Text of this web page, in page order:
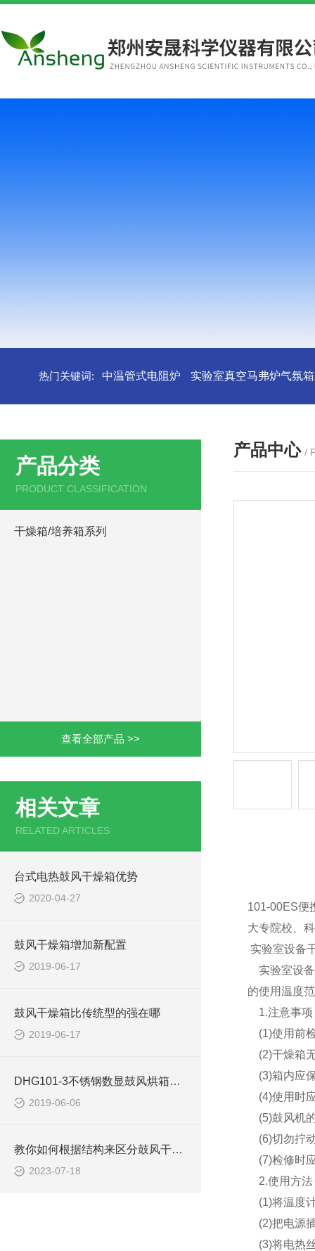
热门关键词: 中温管式电阻炉 实验室真空马弗炉气氛
产品分类
PRODUCT CLASSIFICATION
干燥箱/培养箱系列
查看全部产品 >>
相关文章
RELATED ARTICLES
台式电热鼓风干燥箱优势
2020-04-27
鼓风干燥箱增加新配置
2019-06-17
鼓风干燥箱比传统型的强在哪
2019-06-17
DHG101-3不锈钢数显鼓风烘箱使用注意事项
2019-06-06
教你如何根据结构来区分鼓风干燥箱
2023-07-18
产品中心 /
101-00ES便
大专院校、
实验室设备
实验室设备
的使用温度
1.注意事项
(1)使用前
(2)干燥箱
(3)箱内应
(4)使用时
(5)鼓风机
(6)切勿拧
(7)检修时
2.使用方法
(1)将温度
(2)把电源
(3)将电热